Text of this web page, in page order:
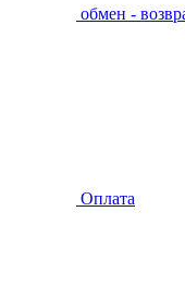
обмен -
Оплата